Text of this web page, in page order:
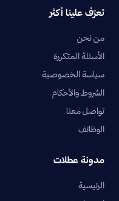
تعرّف علينا أكثر
من نحن
الأسئلة المتكررة
سياسة الخصوصية
الشروط والأحكام
تواصل معنا
الوظائف
مدونة عطلات
الرئيسية